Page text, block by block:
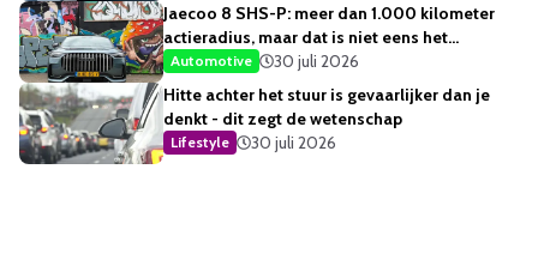
Jaecoo 8 SHS-P: meer dan 1.000 kilometer
actieradius, maar dat is niet eens het
opvallendste
Automotive
30 juli 2026
Hitte achter het stuur is gevaarlijker dan je
denkt - dit zegt de wetenschap
Lifestyle 30 juli 2026